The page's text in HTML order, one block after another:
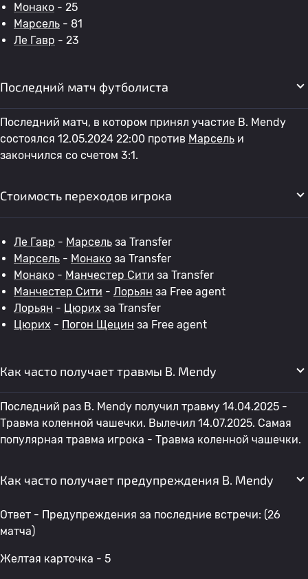
Монако - 25
Марсель - 81
Ле Гавр - 23
Последний матч футболиста
Последний матч, в котором принял участие B. Mendy
состоялся 12.05.2024 22:00 против Марсель и
закончился со счетом 3:1.
Стоимость переходов игрока
Ле Гавр - Марсель за Transfer
Марсель - Монако за Transfer
Монако - Манчестер Сити за Transfer
Манчестер Сити - Лорьян за Free agent
Лорьян - Цюрих за Transfer
Цюрих - Погон Щецин за Free agent
Как часто получает травмы B. Mendy
Последний раз B. Mendy получил травму 14.04.2025 -
Травма коленной чашечки. Вылечил 14.07.2025. Самая
популярная травма игрока - Травма коленной чашечки.
Как часто получает предупреждения B. Mendy
Ответ - Предупреждения за последние встречи: (26
матча)
Желтая карточка - 5